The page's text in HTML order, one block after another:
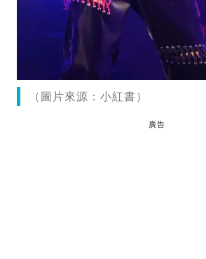
（圖片來源：小紅書）
廣告